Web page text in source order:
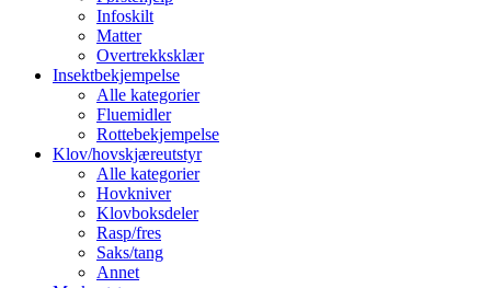
Infoskilt
Matter
Overtrekksklær
Insektbekjempelse
Alle kategorier
Fluemidler
Rottebekjempelse
Klov/hovskjæreutstyr
Alle kategorier
Hovkniver
Klovboksdeler
Rasp/fres
Saks/tang
Annet